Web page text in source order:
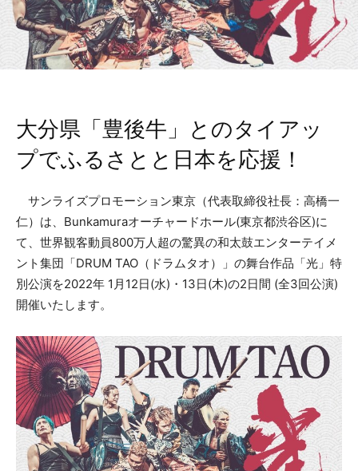
大分県「豊後牛」とのタイアッ
プでふるさとと日本を応援！
サンライズプロモーション東京（代表取締役社長：高橋一
仁）は、Bunkamuraオーチャードホール(東京都渋谷区)に
て、世界観客動員800万人超の驚異の和太鼓エンターテイメ
ント集団「DRUM TAO（ドラムタオ）」の舞台作品「光」特
別公演を2022年 1月12日(水)・13日(木)の2日間 (全3回公演)
開催いたします。